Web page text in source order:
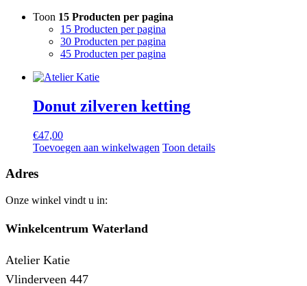
Toon 15 Producten per pagina
15 Producten per pagina
30 Producten per pagina
45 Producten per pagina
Donut zilveren ketting
€47,00
Toevoegen aan winkelwagen Toon details
Adres
Onze winkel vindt u in:
Winkelcentrum Waterland
Atelier Katie
Vlinderveen 447